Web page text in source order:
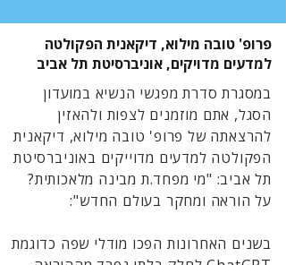
פרופ' טובה מילוא, דיקאנית הפקולטה
למדעים מדויקים, אוניברסיטת תל אביב
במסגרת סדרת מפגשי הנשיא במועדון
הסגל, אתם מוזמנים לצפות ולהאזין
להרצאתה של פרופ' טובה מילוא, דיקאנית
הפקולטה למדעים מדוייקים באוניברסיטת
תל אביב: "מי מפחד.ת מבינה מלאכותית?
על הוראה ומחקר בעולם החדש":
בשנים האחרונות הפכו מודלי שפה כדוגמת